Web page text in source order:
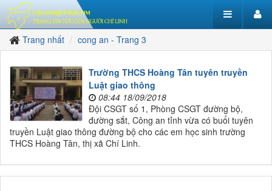
Trang nhất cong an - Trang 3
Trường THCS Hoàng Tân tuyên truyền
Luật giao thông
08:44 18/09/2018
Đội CSGT số 1, Phòng CSGT đường bộ,
đường sắt, Công an tỉnh vừa có buổi tuyên
truyền Luật giao thông đường bộ cho các em học sinh trường
THCS Hoàng Tân, thị xã Chí Linh.